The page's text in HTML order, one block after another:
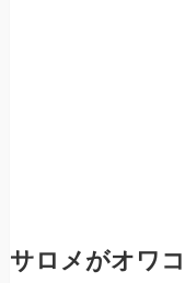
サロメがオワ